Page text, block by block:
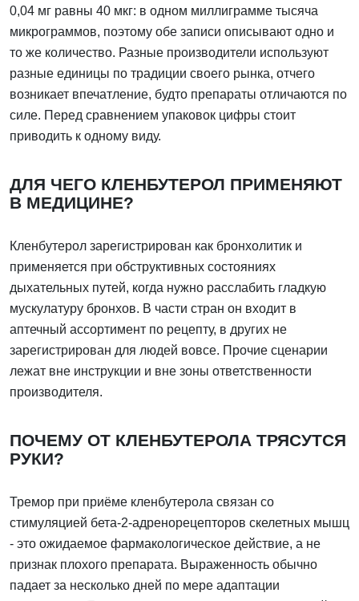
0,04 мг равны 40 мкг: в одном миллиграмме тысяча
микрограммов, поэтому обе записи описывают одно и
то же количество. Разные производители используют
разные единицы по традиции своего рынка, отчего
возникает впечатление, будто препараты отличаются по
силе. Перед сравнением упаковок цифры стоит
приводить к одному виду.
ДЛЯ ЧЕГО КЛЕНБУТЕРОЛ ПРИМЕНЯЮТ
В МЕДИЦИНЕ?
Кленбутерол зарегистрирован как бронхолитик и
применяется при обструктивных состояниях
дыхательных путей, когда нужно расслабить гладкую
мускулатуру бронхов. В части стран он входит в
аптечный ассортимент по рецепту, в других не
зарегистрирован для людей вовсе. Прочие сценарии
лежат вне инструкции и вне зоны ответственности
производителя.
ПОЧЕМУ ОТ КЛЕНБУТЕРОЛА ТРЯСУТСЯ
РУКИ?
Тремор при приёме кленбутерола связан со
стимуляцией бета-2-адренорецепторов скелетных мышц
- это ожидаемое фармакологическое действие, а не
признак плохого препарата. Выраженность обычно
падает за несколько дней по мере адаптации